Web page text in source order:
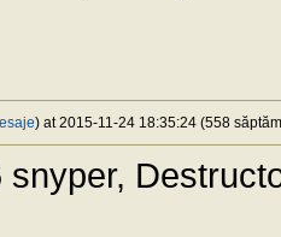
) at 2015-11-24 18:35:24 (558
snyper,